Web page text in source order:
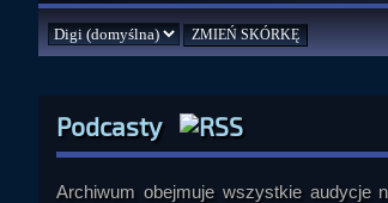
Podcasty
Archiwum obejmuje wszystkie audycje